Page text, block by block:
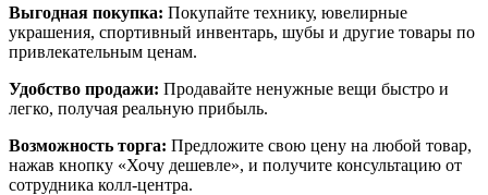
Выгодная покупка: Покупайте технику, ювелирные
украшения, спортивный инвентарь, шубы и другие товары по
привлекательным ценам.
Удобство продажи: Продавайте ненужные вещи быстро и
легко, получая реальную прибыль.
Возможность торга: Предложите свою цену на любой товар,
нажав кнопку «Хочу дешевле», и получите консультацию от
сотрудника колл-центра.